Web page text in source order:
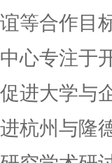
谊等合作目
中心专注于
促进大学与
进杭州与隆